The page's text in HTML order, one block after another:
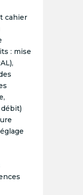
cahier
: mise